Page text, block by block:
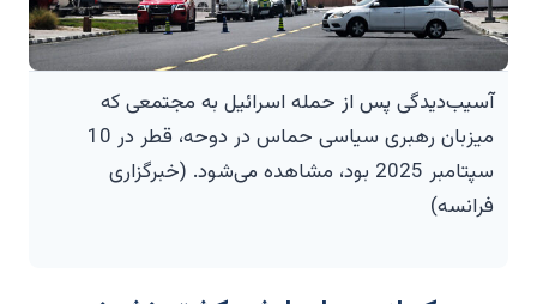
آسیب‌دیدگی پس از حمله اسرائیل به مجتمعی که
میزبان رهبری سیاسی حماس در دوحه، قطر در 10
سپتامبر 2025 بود، مشاهده می‌شود. (خبرگزاری
فرانسه)